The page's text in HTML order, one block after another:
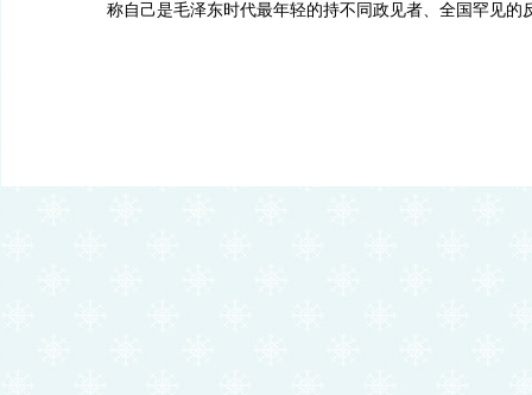
称自己是毛泽东时代最年轻的持不同政见者、全国罕见的